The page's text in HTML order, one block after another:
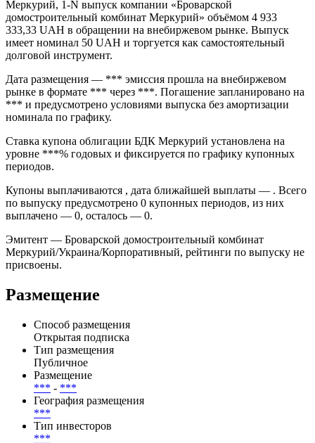
Облигации БДК Меркурий серии (ISIN , FIGI ) — БДК
Меркурий, 1-N выпуск компании «Броварской
333,33 UAH в обращении на внебиржевом рынке. Выпуск
имеет номинал 50 UAH и торгуется как самостоятельный
долговой инструмент.
рынке в формате *** через ***. Погашение запланировано на
*** и предусмотрено условиями выпуска без амортизации
номинала по графику.
Ставка купона облигации БДК Меркурий установлена на
уровне ***% годовых и фиксируется по графику купонных
периодов.
Купоны выплачиваются , дата ближайшей выплаты — . Всего
по выпуску предусмотрено 0 купонных периодов, из них
выплачено — 0, осталось — 0.
Эмитент — Броварской домостроительный комбинат
Меркурий/Украина/Корпоративный, рейтинги по выпуску не
Размещение
Способ размещения
Открытая подписка
Тип размещения
Публичное
Размещение
***